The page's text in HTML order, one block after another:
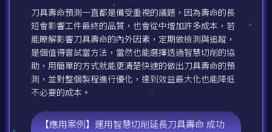
刀具壽命預測一直都是備受重視的議題，因為壽命的長
短會影響工件最終的品質，也會從中增加許多成本，若
能瞭解影響刀具壽命的內外因素，定期做檢測與追蹤，
是個值得嘗試當方法，當然也能選擇透過智慧切削的協
助，用簡單的方式就能更清楚快速的做出刀具壽命的預
測，並對整個製程進行優化，達到效益最大化也能降低
不必要的成本。
【應用案例】運用智慧切削延長刀具壽命 成功